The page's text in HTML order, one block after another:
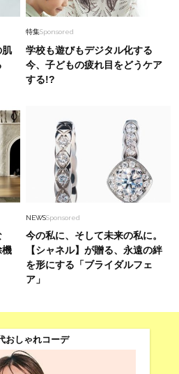
肌
特集Sponsored
学校も遊びもデジタル化する
今、子どもの疲れ目をどうケア
する!?
機
NEWSSponsored
今の私に、そして未来の私に。
【シャネル】が贈る、永遠の絆
を形にする「ブライダルフェ
ア」
おしゃれコーデ